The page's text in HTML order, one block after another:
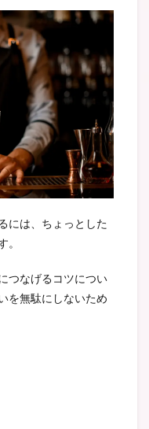
には、ちょっとした
。
つなげるコツについ
を無駄にしないため